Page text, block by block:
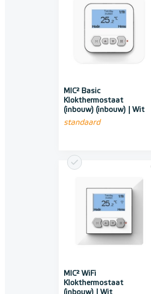
MIC² Basic
Klokthermostaat
(inbouw) (inbouw) | Wit
standaard
MIC² WiFi
Klokthermostaat
(inbouw) | Wit